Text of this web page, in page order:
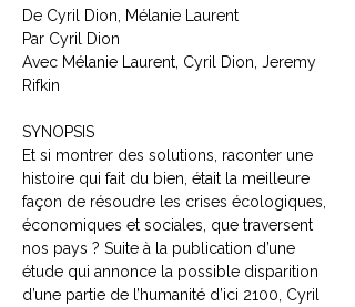
De Cyril Dion, Mélanie Laurent
Par Cyril Dion
Avec Mélanie Laurent, Cyril Dion, Jeremy
Rifkin
SYNOPSIS
Et si montrer des solutions, raconter une
histoire qui fait du bien, était la meilleure
façon de résoudre les crises écologiques,
économiques et sociales, que traversent
nos pays ? Suite à la publication d’une
étude qui annonce la possible disparition
d’une partie de l’humanité d’ici 2100, Cyril